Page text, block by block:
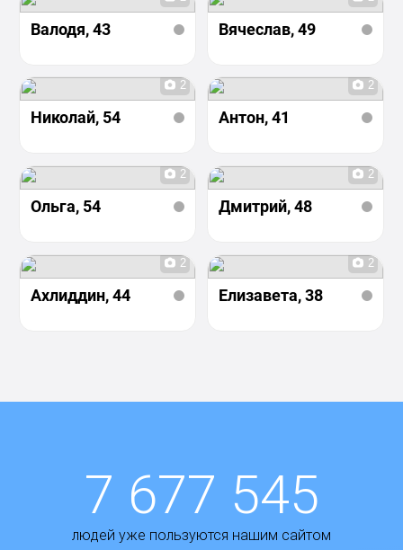
Валодя, 43 Вячеслав, 49
2
Николай, 54
2
Антон, 41
2
Ольга, 54
2
Дмитрий, 48
2
Ахлиддин, 44
2
Елизавета, 38
7 677 545
людей уже пользуются нашим сайтом